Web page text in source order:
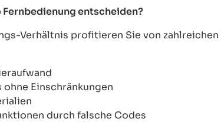
entscheiden?
Verhältnis profitieren Sie von
Einschränkungen
durch falsche Codes